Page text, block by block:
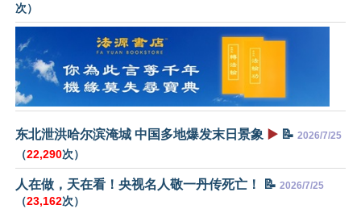
次）
东北泄洪哈尔滨淹城 中国多地爆发末日景象 ▶️ 📝 2026/7/25
（22,290次）
人在做，天在看！央视名人敬一丹传死亡！ 📝 2026/7/25
（23,162次）